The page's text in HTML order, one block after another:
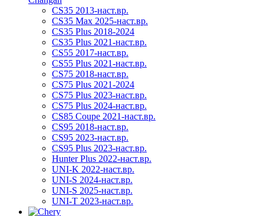
CS35 2013-наст.вр.
CS35 Max 2025-наст.вр.
CS35 Plus 2018-2024
CS35 Plus 2021-наст.вр.
CS55 2017-наст.вр.
CS55 Plus 2021-наст.вр.
CS75 2018-наст.вр.
CS75 Plus 2021-2024
CS75 Plus 2023-наст.вр.
CS75 Plus 2024-наст.вр.
CS85 Coupe 2021-наст.вр.
CS95 2018-наст.вр.
CS95 2023-наст.вр.
CS95 Plus 2023-наст.вр.
Hunter Plus 2022-наст.вр.
UNI-K 2022-наст.вр.
UNI-S 2024-наст.вр.
UNI-S 2025-наст.вр.
UNI-T 2023-наст.вр.